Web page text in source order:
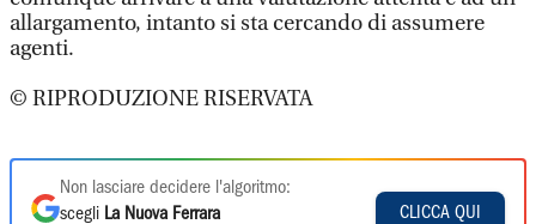
allargamento, intanto si sta cercando di assumere
agenti.
© RIPRODUZIONE RISERVATA
Non lasciare decidere l'algoritmo:
scegli La Nuova Ferrara
CLICCA QUI